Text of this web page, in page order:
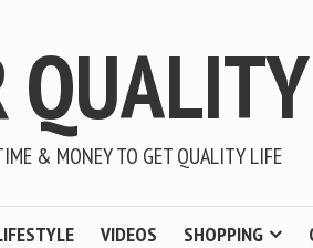
& MONEY TO GET QUALITY LIFE
VIDEOS SHOPPING